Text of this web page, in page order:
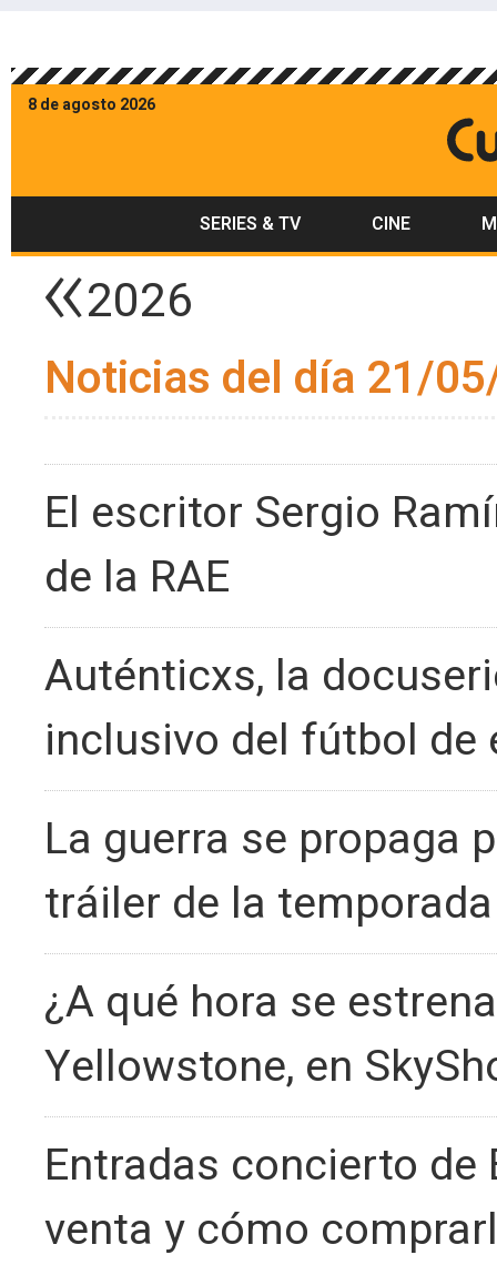
8 de agosto 2026
SERIES & TV CINE
2026
Noticias del día 21/
El escritor Sergio
de la RAE
Auténticxs, la
inclusivo del fútbol de
La guerra se propaga
tráiler de la
¿A qué hora se
Yellowstone, en
Entradas concierto de
venta y cómo